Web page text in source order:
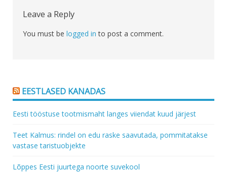
Leave a Reply
You must be logged in to post a comment.
EESTLASED KANADAS
Eesti tööstuse tootmismaht langes viiendat kuud järjest
Teet Kalmus: rindel on edu raske saavutada, pommitatakse
vastase taristuobjekte
Lõppes Eesti juurtega noorte suvekool